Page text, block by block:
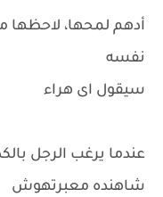
أدهم لمحها، لاحظها
نفسه
سيقول اى هراء
عندما يرغب الرجل
شاهنده معبرتهوش